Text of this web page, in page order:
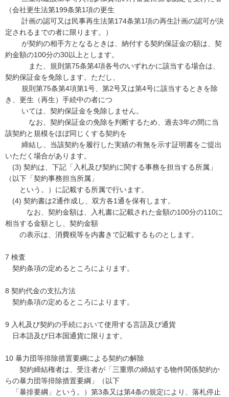
（会社更生法第199条第1項の更生
計画の認可又は民事再生法第174条第1項の再生計画の認可が決
定されるまでの者に限ります。）
が契約の相手方となるときは、納付する契約保証金の額は、契
約金額の100分の30以上とします。
また、規則第75条第4項各号のいずれかに該当する場合は、
契約保証金を免除します。ただし、
規則第75条第4項第1号、第2号又は第4号に該当するときを除
き、更生（再生）手続中の者につ
いては、契約保証金を免除しません。
なお、契約保証金の免除を判断するため、過去3年の間に当
該契約と規模をほぼ同じくする契約を
締結し、当該契約を履行した実績の有無を示す証明書をご提出
いただく場合があります。
(3) 契約は、下記「入札及び契約に関する事務を担当する所属」
（以下「契約事務担当所属」
という。）に記載する所属で行います。
(4) 契約書は2通作成し、双方各1通を保有します。
なお、契約金額は、入札書に記載された金額の100分の110に
相当する金額とし、契約金額
の表示は、消費税等を内書きで記載するものとします。
7 検査
契約条項の定めるところによります。
8 契約代金の支払方法
契約条項の定めるところによります。
9 入札及び契約の手続において使用する言語及び通貨
日本語及び日本国通貨に限ります。
10 暴力団等排除措置要綱による契約の解除
契約締結権者は、受注者が「三重県の締結する物件関係契約か
らの暴力団等排除措置要綱」（以下
「暴排要綱」という。）第3条又は第4条の規定により、落札停止